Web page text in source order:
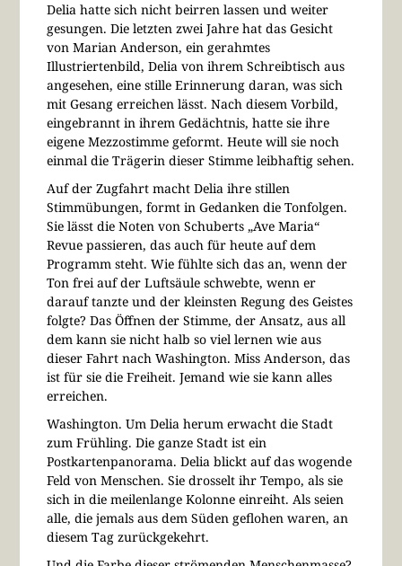
Delia hatte sich nicht beirren lassen und weiter
gesungen. Die letzten zwei Jahre hat das Gesicht
von Marian Anderson, ein gerahmtes
Illustriertenbild, Delia von ihrem Schreibtisch aus
angesehen, eine stille Erinnerung daran, was sich
mit Gesang erreichen lässt. Nach diesem Vorbild,
eingebrannt in ihrem Gedächtnis, hatte sie ihre
eigene Mezzostimme geformt. Heute will sie noch
einmal die Trägerin dieser Stimme leibhaftig sehen.
Auf der Zugfahrt macht Delia ihre stillen
Stimmübungen, formt in Gedanken die Tonfolgen.
Sie lässt die Noten von Schuberts „Ave Maria“
Revue passieren, das auch für heute auf dem
Programm steht. Wie fühlte sich das an, wenn der
Ton frei auf der Luftsäule schwebte, wenn er
darauf tanzte und der kleinsten Regung des Geistes
folgte? Das Öffnen der Stimme, der Ansatz, aus all
dem kann sie nicht halb so viel lernen wie aus
dieser Fahrt nach Washington. Miss Anderson, das
ist für sie die Freiheit. Jemand wie sie kann alles
erreichen.
Washington. Um Delia herum erwacht die Stadt
zum Frühling. Die ganze Stadt ist ein
Postkartenpanorama. Delia blickt auf das wogende
Feld von Menschen. Sie drosselt ihr Tempo, als sie
sich in die meilenlange Kolonne einreiht. Als seien
alle, die jemals aus dem Süden geflohen waren, an
diesem Tag zurückgekehrt.